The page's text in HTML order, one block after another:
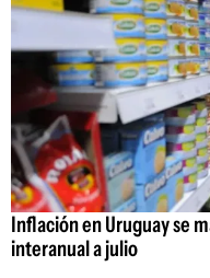
Inflación en Uruguay se
interanual a julio